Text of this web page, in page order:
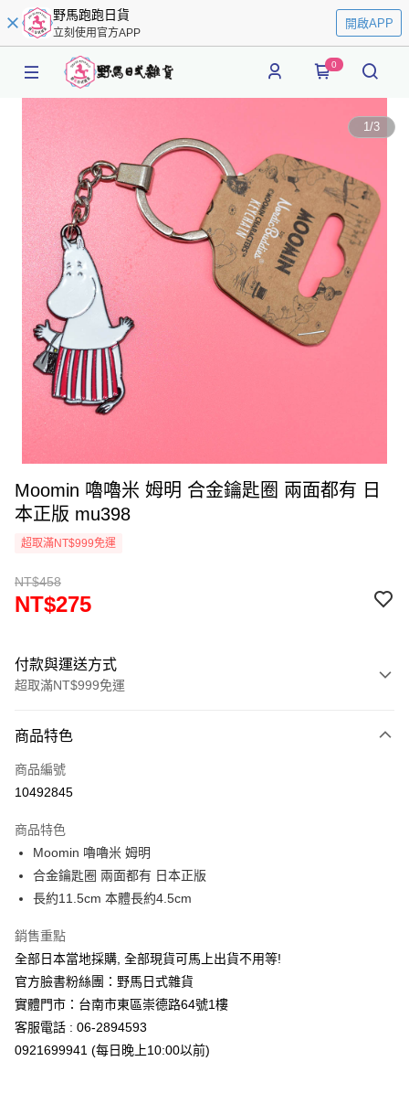
野馬跑跑日貨
立刻使用官方APP
開啟APP
0
1/3
Moomin 嚕嚕米 姆明 合金鑰匙圈 兩面都有 日
本正版 mu398
超取滿NT$999免運
NT$458
NT$275
付款與運送方式
超取滿NT$999免運
信用卡一次付款
信用卡分期付款
合作金庫商業銀行
華南商業銀行
上海商業儲蓄銀行
國泰世華商業銀行
匯豐（台灣）商業銀行
聯邦商業銀行
遠東國際商業銀行
元大商業銀行
台新國際商業銀行
中國信託商業銀行
台灣樂天信用卡公司
超商取貨付款
LINE Pay
街口支付
悠遊付
Google Pay
ATM付款
商品特色
商品編號
10492845
商品特色
Moomin 嚕嚕米 姆明
合金鑰匙圈 兩面都有 日本正版
長約11.5cm 本體長約4.5cm
銷售重點
全部日本當地採購, 全部現貨可馬上出貨不用等!
官方臉書粉絲團：野馬日式雜貨
實體門市：台南市東區崇德路64號1樓
客服電話 : 06-2894593
0921699941 (每日晚上10:00以前)